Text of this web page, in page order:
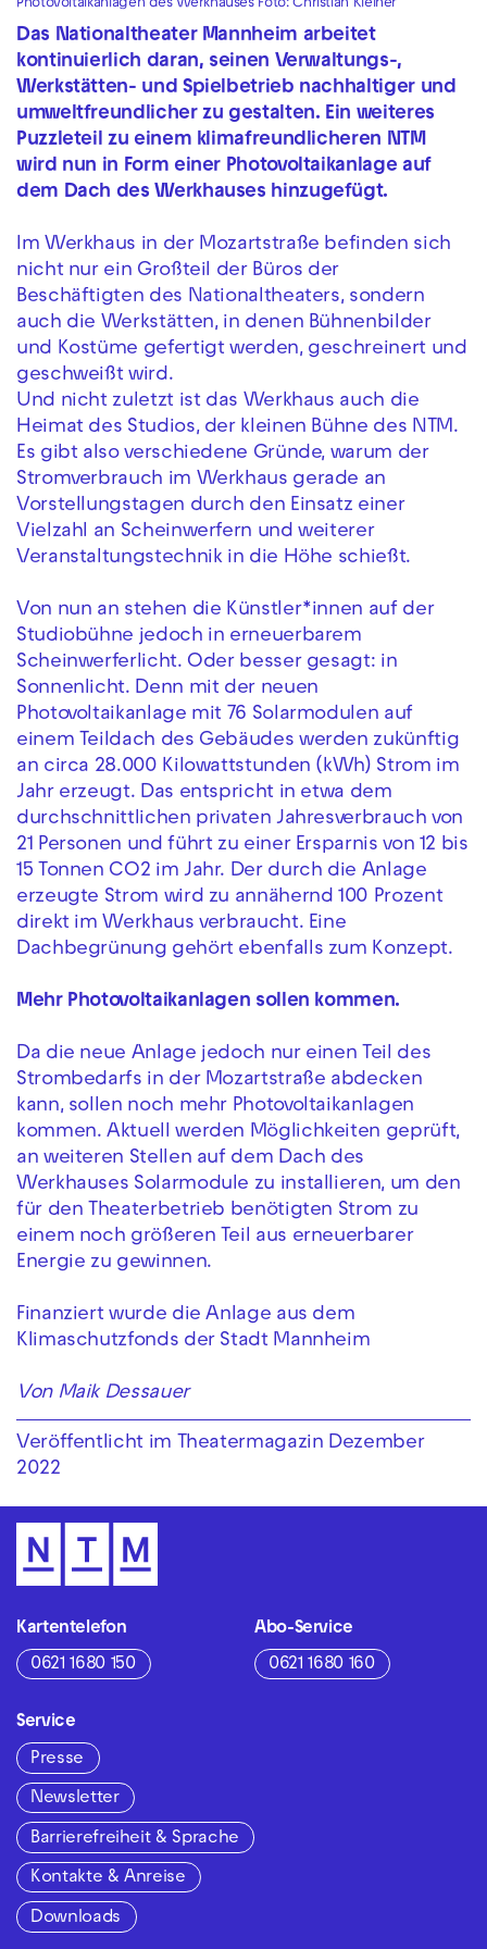
Photovoltaikanlagen des Werkhauses Foto: Christian Kleiner
Das Nationaltheater Mannheim arbeitet
kontinuierlich daran, seinen Verwaltungs-,
Werkstätten- und Spielbetrieb nachhaltiger und
umweltfreundlicher zu gestalten. Ein weiteres
Puzzleteil zu einem klimafreundlicheren NTM
wird nun in Form einer Photovoltaikanlage auf
dem Dach des Werkhauses hinzugefügt.
Im Werkhaus in der Mozartstraße befinden sich
nicht nur ein Großteil der Büros der
Beschäftigten des Nationaltheaters, sondern
auch die Werkstätten, in denen Bühnenbilder
und Kostüme gefertigt werden, geschreinert und
geschweißt wird.
Und nicht zuletzt ist das Werkhaus auch die
Heimat des Studios, der kleinen Bühne des NTM.
Es gibt also verschiedene Gründe, warum der
Stromverbrauch im Werkhaus gerade an
Vorstellungstagen durch den Einsatz einer
Vielzahl an Scheinwerfern und weiterer
Veranstaltungstechnik in die Höhe schießt.
Von nun an stehen die Künstler*innen auf der
Studiobühne jedoch in erneuerbarem
Scheinwerferlicht. Oder besser gesagt: in
Sonnenlicht. Denn mit der neuen
Photovoltaikanlage mit 76 Solarmodulen auf
einem Teildach des Gebäudes werden zukünftig
an circa 28.000 Kilowattstunden (kWh) Strom im
Jahr erzeugt. Das entspricht in etwa dem
durchschnittlichen privaten Jahresverbrauch von
21 Personen und führt zu einer Ersparnis von 12 bis
15 Tonnen CO2 im Jahr. Der durch die Anlage
erzeugte Strom wird zu annähernd 100 Prozent
direkt im Werkhaus verbraucht. Eine
Dachbegrünung gehört ebenfalls zum Konzept.
Mehr Photovoltaikanlagen sollen kommen.
Da die neue Anlage jedoch nur einen Teil des
Strombedarfs in der Mozartstraße abdecken
kann, sollen noch mehr Photovoltaikanlagen
kommen. Aktuell werden Möglichkeiten geprüft,
an weiteren Stellen auf dem Dach des
Werkhauses Solarmodule zu installieren, um den
für den Theaterbetrieb benötigten Strom zu
einem noch größeren Teil aus erneuerbarer
Energie zu gewinnen.
Finanziert wurde die Anlage aus dem
Klimaschutzfonds der Stadt Mannheim
Von Maik Dessauer
Veröffentlicht im Theatermagazin Dezember
2022
Kartentelefon
0621 1680 150
Abo-Service
0621 1680 160
Service
Presse
Newsletter
Barrierefreiheit & Sprache
Kontakte & Anreise
Downloads